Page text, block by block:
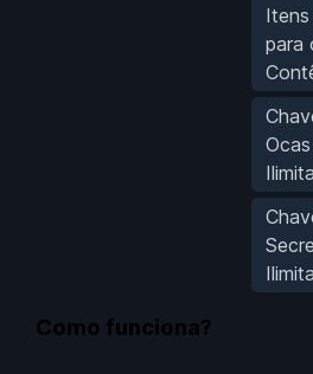
para
Ocas
Como funciona?